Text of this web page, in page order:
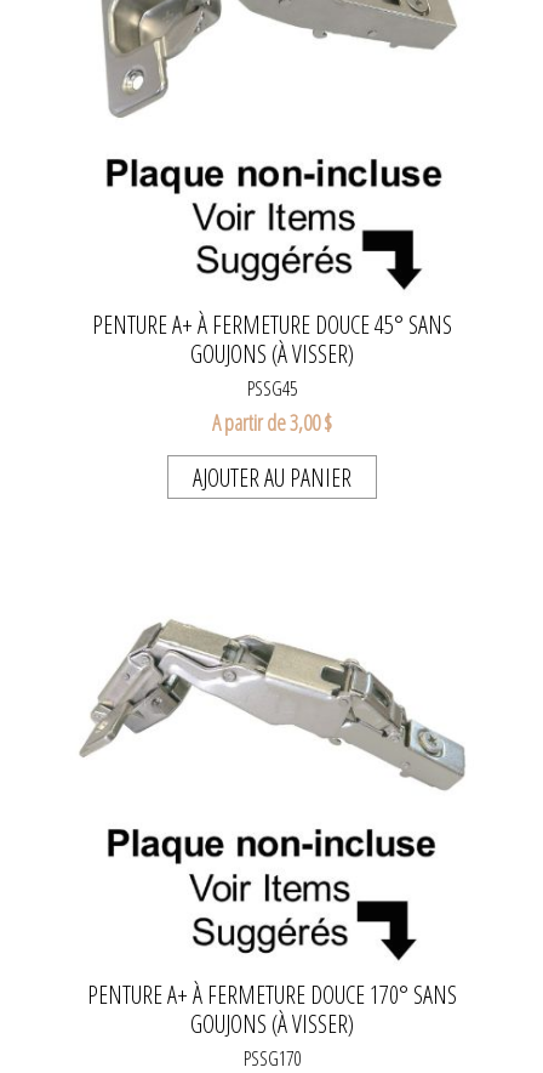
PENTURE A+ À FERMETURE DOUCE 45° SANS
GOUJONS (À VISSER)
PSSG45
A partir de 3,00 $
AJOUTER AU PANIER
PENTURE A+ À FERMETURE DOUCE 170° SANS
GOUJONS (À VISSER)
PSSG170